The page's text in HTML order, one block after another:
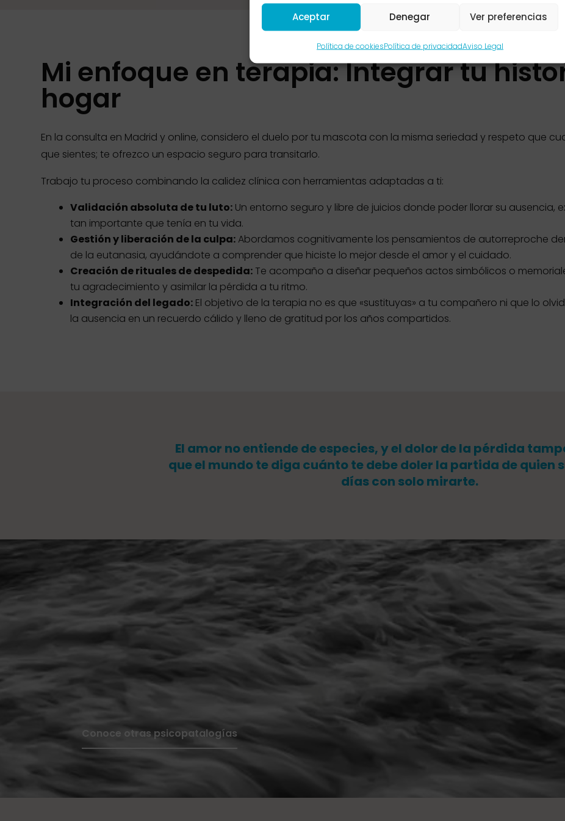
Aceptar Denegar Ver preferencias
Política de cookiesPolítica de privacidadAviso Legal
Mi enfoque en terapia: Integrar tu
hogar
En la consulta en Madrid y online, considero el duelo por tu mascota con la misma seriedad y respeto que
que sientes; te ofrezco un espacio seguro para transitarlo.
Trabajo tu proceso combinando la calidez clínica con herramientas adaptadas a ti:
Validación absoluta de tu luto: Un entorno seguro y libre de juicios donde poder llorar su ausencia,
tan importante que tenía en tu vida.
Gestión y liberación de la culpa: Abordamos cognitivamente los pensamientos de autorreproche
de la eutanasia, ayudándote a comprender que hiciste lo mejor desde el amor y el cuidado.
Creación de rituales de despedida: Te acompaño a diseñar pequeños actos simbólicos o
tu agradecimiento y asimilar la pérdida a tu ritmo.
Integración del legado: El objetivo de la terapia no es que «sustituyas» a tu compañero ni que lo
la ausencia en un recuerdo cálido y lleno de gratitud por los años compartidos.
El amor no entiende de especies, y el dolor de la pérdida
que el mundo te diga cuánto te debe doler la partida de quien
días con solo mirarte.
Conoce otras psicopatalogías